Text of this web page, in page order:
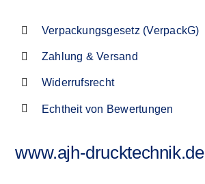
Verpackungsgesetz (VerpackG)
Zahlung & Versand
Widerrufsrecht
Echtheit von Bewertungen
www.ajh-drucktechnik.de